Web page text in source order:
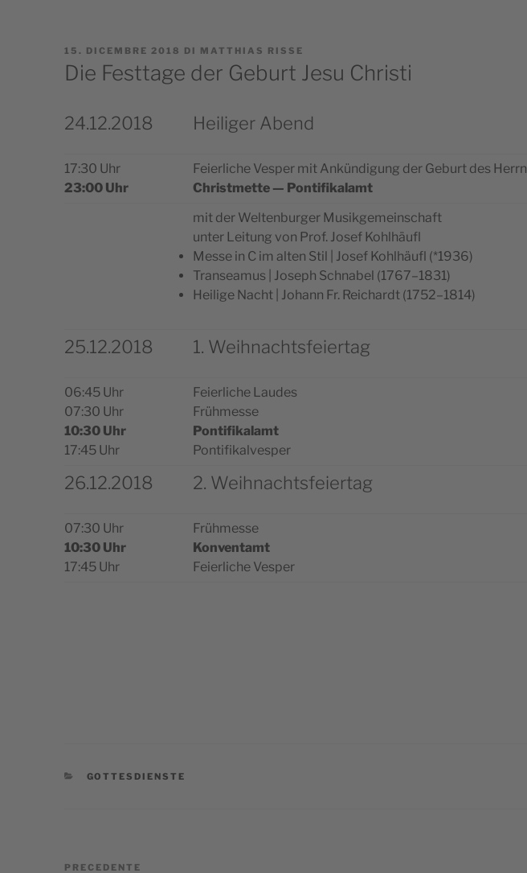
PUBBLICATO
15. DICEMBRE 2018 DI MATTHIAS RISSE
Die Festtage der Geburt Jesu Christi
24.12.2018 Heiliger Abend
17:30 Uhr
23:00 Uhr
Feier­li­che Vesper mit Ankün­di­gung der Geburt des Herrn
Christ­met­te — Pontifikalamt
mit der Welt­en­bur­ger Musikgemeinschaft
unter Lei­tung von Prof. Josef Kohlhäufl
Mes­se in C im alten Stil | Josef Kohlhäu­fl (*1936)
Tran­sea­mus | Jose­ph Sch­na­bel (1767–1831)
Hei­li­ge Nacht | Johann Fr. Rei­chardt (1752–1814)
25.12.2018 1. Weihnachtsfeiertag
06:45 Uhr
07:30 Uhr
10:30 Uhr
17:45 Uhr
Feier­li­che Laudes
Frühmesse
Pon­ti­fi­ka­lamt
Pontifikalvesper
26.12.2018 2. Weihnachtsfeiertag
07:30 Uhr
10:30 Uhr
17:45 Uhr
Früh­mes­se
Kon­ven­tamt
Feier­li­che Vesper
CATEGORIE
GOTTESDIENSTE
Navigazione
Articolo
PRECEDENTE